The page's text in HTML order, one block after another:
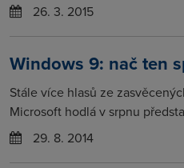
26. 3. 2015
Windows 9: nač ten
Stále více hlasů ze
Microsoft hodlá v srpnu
29. 8. 2014